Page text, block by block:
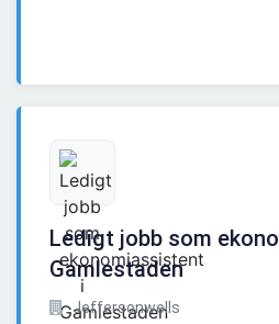
Ledigt jobb som
Gamlestaden
Jeffersonwells